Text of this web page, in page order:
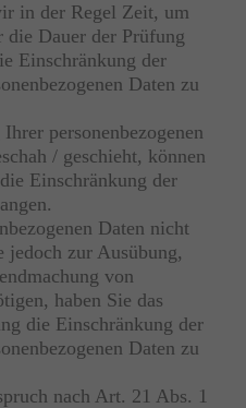
in der Regel Zeit, um
die Dauer der Prüfung
Einschränkung der
Daten zu
personenbezogenen
/ geschieht, können
Einschränkung der
Daten nicht
jedoch zur Ausübung,
von
haben Sie das
die Einschränkung der
Daten zu
nach Art. 21 Abs. 1